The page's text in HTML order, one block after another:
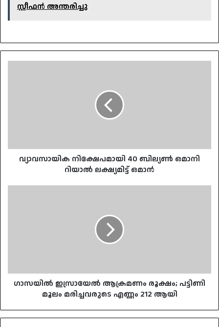
സ്റ്റീഫൻ അന്തരിച്ചു
വ്യാവസായിക നിക്ഷേപമായി 40 ബില്യൺ ഒമാനി
റിയാൽ ലക്ഷ്യമിട്ട് ഒമാൻ
212
ആയി
ഗാസയിൽ ഇസ്രായേൽ ആക്രമണം രൂക്ഷം; പട്ടിണി
മൂലം മരിച്ചവരുടെ എണ്ണം 212 ആയി